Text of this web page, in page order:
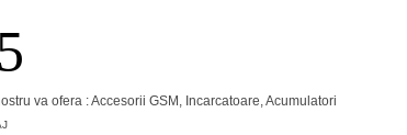
va ofera : Accesorii GSM, Incarcatoare, Acumulatori